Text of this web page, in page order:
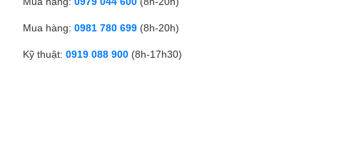
Mua hàng: 0981 780 699 (8h-20h)
Kỹ thuật: 0919 088 900 (8h-17h30)